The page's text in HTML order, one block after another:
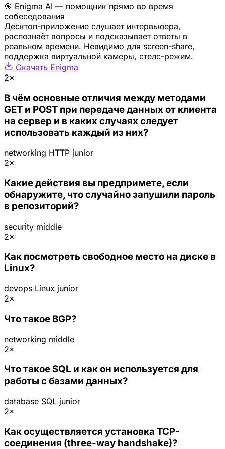
🎯 Enigma AI — помощник прямо во время
собеседования
Десктоп-приложение слушает интервьюера,
распознаёт вопросы и подсказывает ответы в
реальном времени. Невидимо для screen-share,
поддержка виртуальной камеры, стелс-режим.
Скачать Enigma
2×
В чём основные отличия между методами
GET и POST при передаче данных от клиента
на сервер и в каких случаях следует
использовать каждый из них?
networking HTTP junior
2×
Какие действия вы предпримете, если
обнаружите, что случайно запушили пароль
в репозиторий?
security middle
2×
Как посмотреть свободное место на диске в
Linux?
devops Linux junior
2×
Что такое BGP?
networking middle
2×
Что такое SQL и как он используется для
работы с базами данных?
database SQL junior
2×
Как осуществляется установка TCP-
соединения (three-way handshake)?